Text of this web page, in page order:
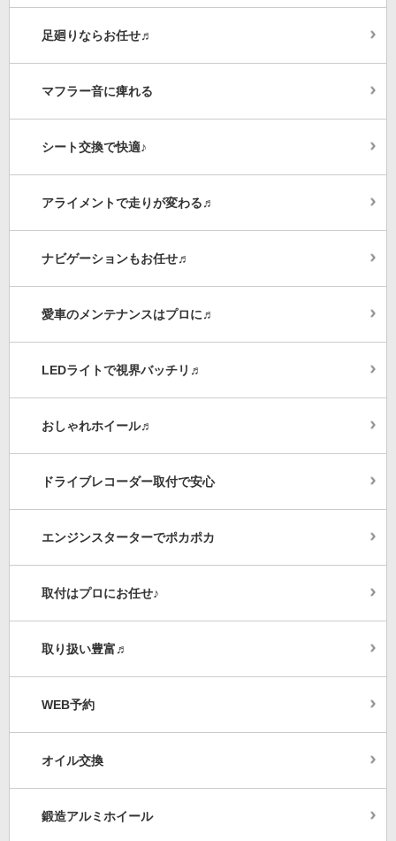
足廻りならお任せ♬
マフラー音に痺れる
シート交換で快適♪
アライメントで走りが変わる♬
ナビゲーションもお任せ♬
愛車のメンテナンスはプロに♬
LEDライトで視界バッチリ♬
おしゃれホイール♬
ドライブレコーダー取付で安心
エンジンスターターでポカポカ
取付はプロにお任せ♪
取り扱い豊富♬
WEB予約
オイル交換
鍛造アルミホイール